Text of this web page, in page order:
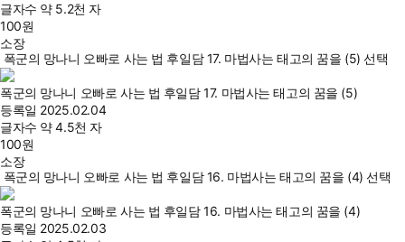
글자수 약 5.2천 자
100원
소장
폭군의 망나니 오빠로 사는 법 후일담 17. 마법사는 태고의 꿈을 (5) 선택
폭군의 망나니 오빠로 사는 법 후일담 17. 마법사는 태고의 꿈을 (5)
등록일 2025.02.04
글자수 약 4.5천 자
100원
소장
폭군의 망나니 오빠로 사는 법 후일담 16. 마법사는 태고의 꿈을 (4) 선택
폭군의 망나니 오빠로 사는 법 후일담 16. 마법사는 태고의 꿈을 (4)
등록일 2025.02.03